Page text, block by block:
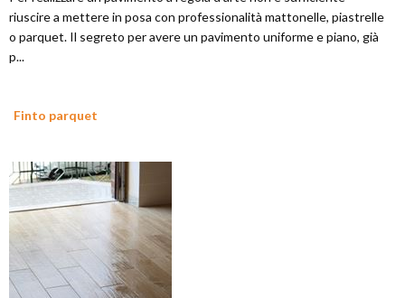
riuscire a mettere in posa con professionalità mattonelle, piastrelle
o parquet. Il segreto per avere un pavimento uniforme e piano, già
p...
Finto parquet